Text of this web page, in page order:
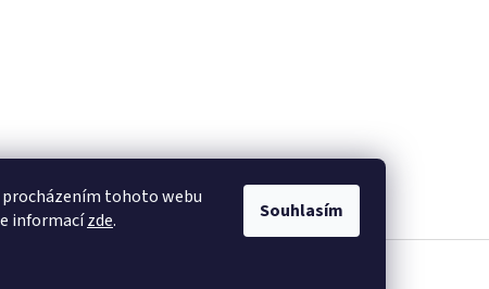
procházením tohoto webu
informacízde. Souhlasím